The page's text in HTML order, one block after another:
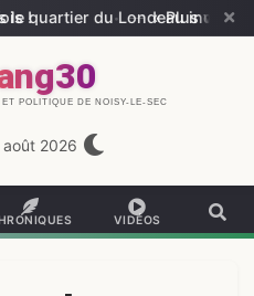
!quartier du Londeau inquiète
— « Plus vous
POLITIQUE DE NOISY-LE-SEC
2026
VIDÉOS